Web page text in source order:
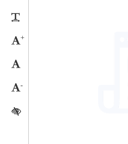
Reducir párrafos
+
-Reducir tamaño caracteres
Activar/quitar contraste